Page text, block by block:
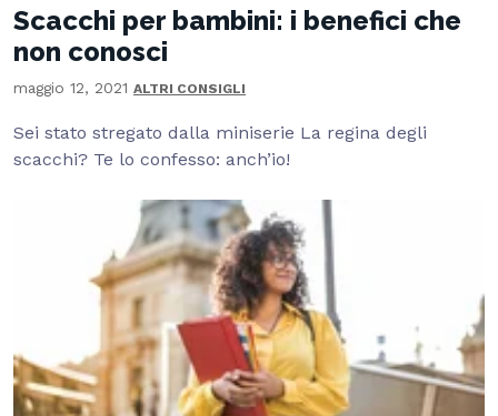
Scacchi per bambini: i benefici che
non conosci
maggio 12, 2021 ALTRI CONSIGLI
Sei stato stregato dalla miniserie La regina degli
scacchi? Te lo confesso: anch’io!